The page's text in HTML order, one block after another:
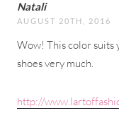
Natali
AUGUST 20TH, 2016
Wow! This color suits
shoes very much.
http://